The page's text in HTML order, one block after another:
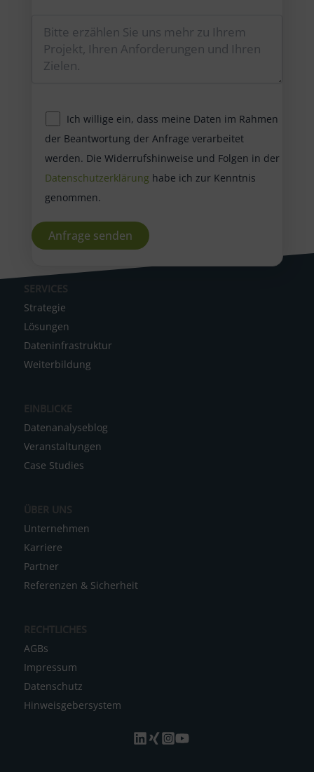
Ich willige ein, dass meine Daten im Rahmen
der Beantwortung der Anfrage verarbeitet
werden. Die Widerrufshinweise und Folgen in der
Datenschutzerklärung habe ich zur Kenntnis
genommen.
A
l
t
t
i
v
e
SERVICES
Strategie
Lösungen
Dateninfrastruktur
Weiterbildung
EINBLICKE
Datenanalyseblog
Veranstaltungen
Case Studies
ÜBER UNS
Unternehmen
Karriere
Partner
Referenzen & Sicherheit
RECHTLICHES
AGBs
Impressum
Datenschutz
Hinweisgebersystem